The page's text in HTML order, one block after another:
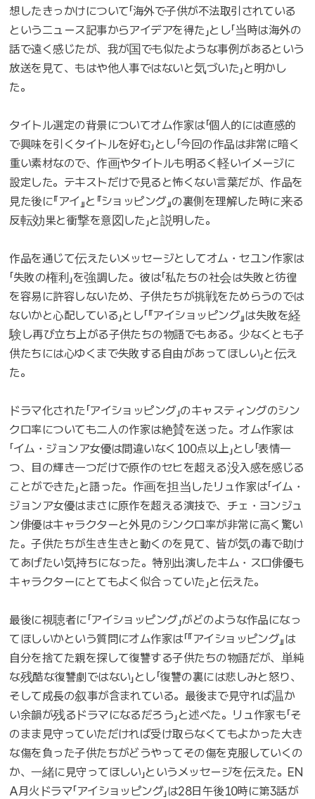
想したきっかけについて「海外で子供が不法取引されている
というニュース記事からアイデアを得た」とし「当時は海外の
話で遠く感じたが、我が国でも似たような事例があるという
放送を見て、もはや他人事ではないと気づいた」と明かし
た。
タイトル選定の背景についてオム作家は「個人的には直感的
で興味を引くタイトルを好む」とし「今回の作品は非常に暗く
重い素材なので、作画やタイトルも明るく軽いイメージに
設定した。テキストだけで見ると怖くない言葉だが、作品を
見た後に『アイ』と『ショッピング』の裏側を理解した時に来る
反転効果と衝撃を意図した」と説明した。
作品を通じて伝えたいメッセージとしてオム・セユン作家は
「失敗の権利」を強調した。彼は「私たちの社会は失敗と彷徨
を容易に許容しないため、子供たちが挑戦をためらうのでは
ないかと心配している」とし「『アイショッピング』は失敗を経
験し再び立ち上がる子供たちの物語でもある。少なくとも子
供たちには心ゆくまで失敗する自由があってほしい」と伝え
た。
ドラマ化された「アイショッピング」のキャスティングのシン
クロ率についても二人の作家は絶賛を送った。オム作家は
「イム・ジョンア女優は間違いなく100点以上」とし「表情一
つ、目の輝き一つだけで原作のセヒを超える没入感を感じる
ことができた」と語った。作画を担当したリュ作家は「イム・
ジョンア女優はまさに原作を超える演技で、チェ・ヨンジュ
ン俳優はキャラクターと外見のシンクロ率が非常に高く驚い
た。子供たちが生き生きと動くのを見て、皆が気の毒で助け
てあげたい気持ちになった。特別出演したキム・スロ俳優も
キャラクターにとてもよく似合っていた」と伝えた。
最後に視聴者に「アイショッピング」がどのような作品になっ
てほしいかという質問にオム作家は「『アイショッピング』は
自分を捨てた親を探して復讐する子供たちの物語だが、単純
な残酷な復讐劇ではない」とし「復讐の裏には悲しみと怒り、
そして成長の叙事が含まれている。最後まで見守れば温か
い余韻が残るドラマになるだろう」と述べた。リュ作家も「そ
のまま見守っていただければ受け取らなくてもよかった大き
な傷を負った子供たちがどうやってその傷を克服していくの
か、一緒に見守ってほしい」というメッセージを伝えた。EN
A月火ドラマ「アイショッピング」は28日午後10時に第3話が